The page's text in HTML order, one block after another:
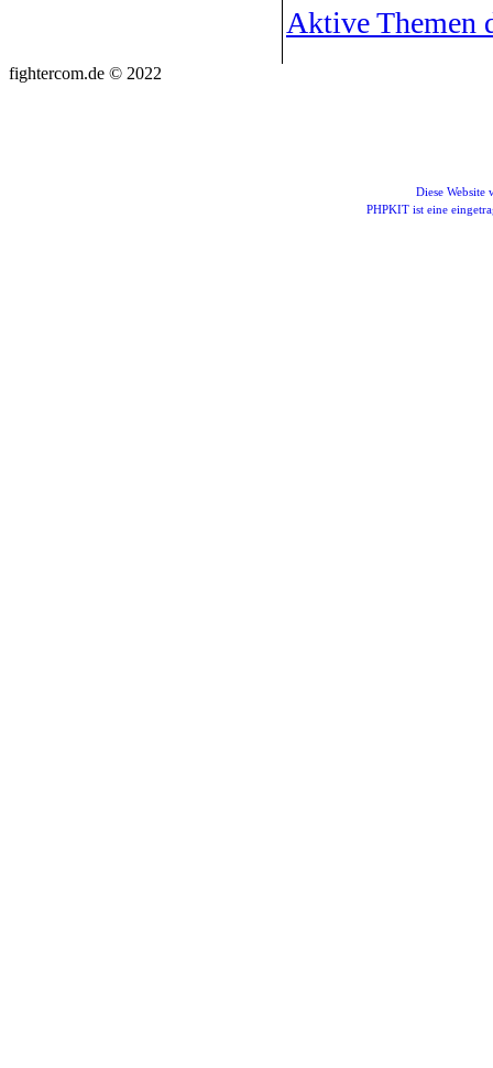
Aktive Themen
fightercom.de © 2022
Diese Website
PHPKIT ist eine